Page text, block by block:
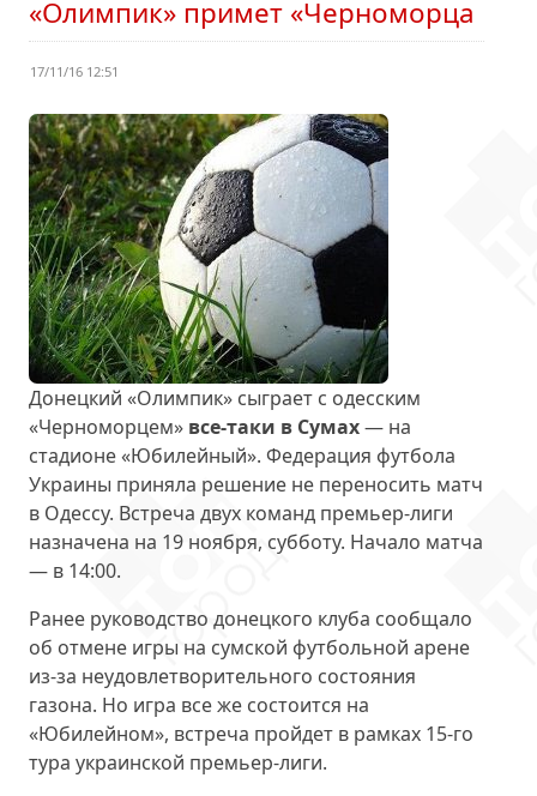
«Олимпик» примет «Черноморца
17/11/16 12:51
Донецкий «Олимпик» сыграет с одесским
«Черноморцем» все-таки в Сумах— на
стадионе «Юбилейный». Федерация футбола
Украины приняла решение не переносить матч
в Одессу. Встреча двух команд премьер-лиги
назначена на 19 ноября, субботу. Начало матча
— в 14:00.
Ранее руководство донецкого клуба сообщало
об отмене игры на сумской футбольной арене
из-за неудовлетворительного состояния
газона. Но игра все же состоится на
«Юбилейном», встреча пройдет в рамках 15-го
тура украинской премьер-лиги.